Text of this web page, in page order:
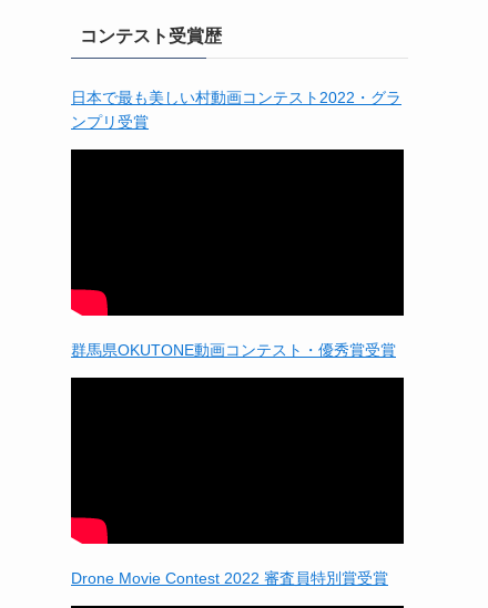
コンテスト受賞歴
日本で最も美しい村動画コンテスト2022・グラ
ンプリ受賞
群馬県OKUTONE動画コンテスト・優秀賞受賞
Drone Movie Contest 2022 審査員特別賞受賞